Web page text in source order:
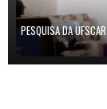
PESQUISA DA